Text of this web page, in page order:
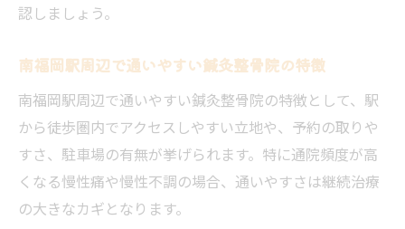
鍼灸整骨院でリラックスできる空間のこだ
国家資格スタッフ在籍の安心感を得る方法
鍼灸整骨院の国家資格スタッフがもたらす
信頼
安心できる鍼灸整骨院のスタッフ選びの基
準
資格保有スタッフが行う鍼灸施術の安心感
認しましょう。
南福岡駅周辺で通いやすい鍼灸整骨院の特徴
南福岡駅周辺で通いやすい鍼灸整骨院の特徴として、駅
から徒歩圏内でアクセスしやすい立地や、予約の取りや
すさ、駐車場の有無が挙げられます。特に通院頻度が高
くなる慢性痛や慢性不調の場合、通いやすさは継続治療
の大きなカギとなります。